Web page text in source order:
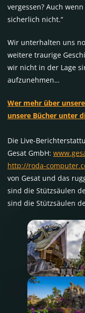
vergessen? Auch
sicherlich nicht.“
Wir unterhalten uns
weitere traurige
wir nicht in der Lage
aufzunehmen…
Wer mehr über
unsere Bücher unter
Die Live-
Gesat GmbH:
http://roda-
von Gesat und das
sind die Stützsäulen
sind die Stützsäulen